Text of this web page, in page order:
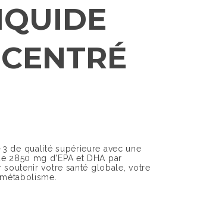
de qualité supérieure avec une
mg d’EPA et DHA par
votre santé globale, votre